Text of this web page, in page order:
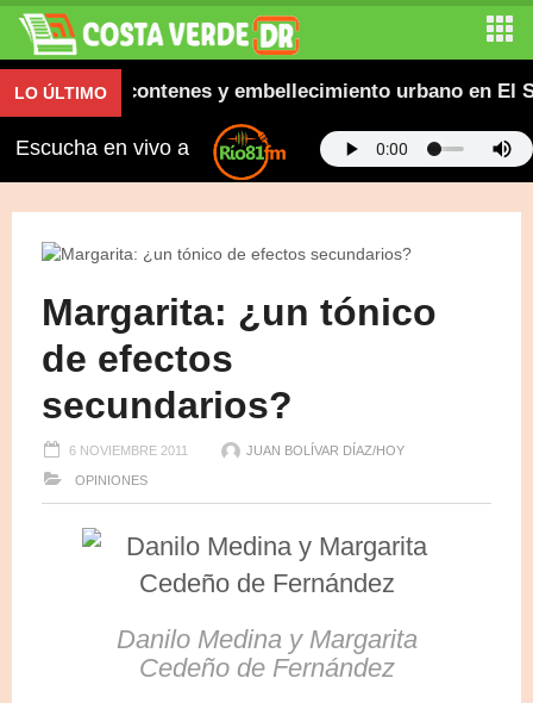
LO ÚLTIMOcontenes y embellecimiento urbano en El
Escucha en vivo a
Margarita: ¿un tónico
de efectos
secundarios?
6 NOVIEMBRE 2011 JUAN BOLÍVAR DÍAZ/HOY
OPINIONES
Danilo Medina y Margarita
Cedeño de Fernández